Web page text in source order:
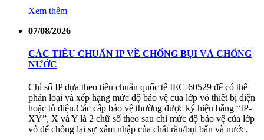
Xem thêm
07/08/2026
CÁC TIÊU CHUẨN IP VỀ CHỐNG BỤI VÀ CHỐNG
NƯỚC
Chỉ số IP dựa theo tiêu chuẩn quốc tế IEC-60529 để có thể
phân loại và xếp hạng mức độ bảo vệ của lớp vỏ thiết bị điện
hoặc tủ điện.Các cấp bảo vệ thường được ký hiệu bằng “IP-
XY”, X và Y là 2 chữ số theo sau chỉ mức độ bảo vệ của lớp
vỏ để chống lại sự xâm nhập của chất rắn/bụi bẩn và nước.